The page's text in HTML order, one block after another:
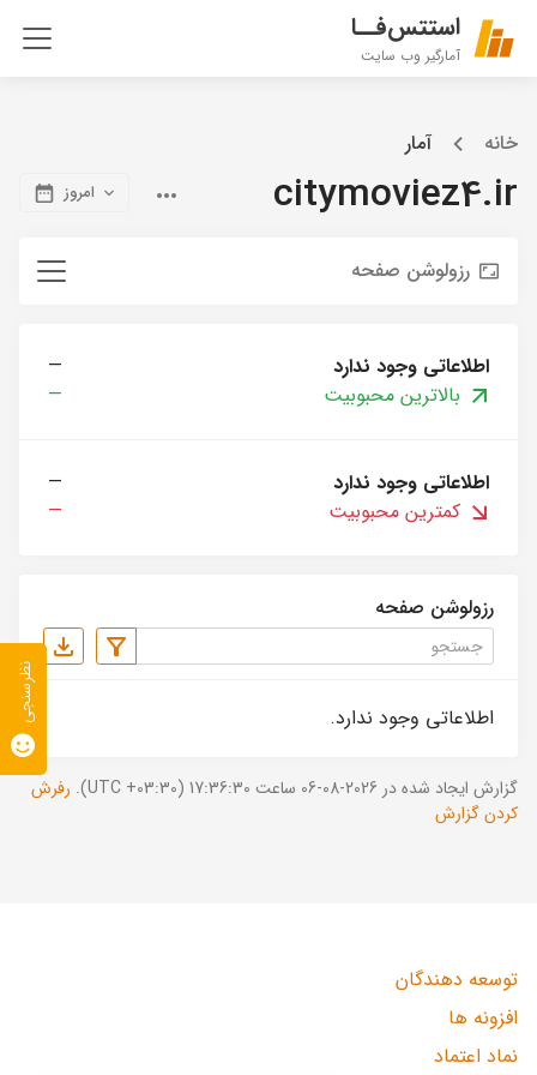
استتس‌فــا
آمارگیر وب سایت
خانه آمار
citymoviez4.ir امروز
رزولوشن صفحه
اطلاعاتی وجود ندارد
—
بالاترین محبوبیت
—
اطلاعاتی وجود ندارد
—
کمترین محبوبیت
—
رزولوشن صفحه
اطلاعاتی وجود ندارد.
گزارش ایجاد شده در 2026-08-06 ساعت 17:36:30 (UTC +03:30).
رفرش
کردن گزارش
توسعه دهندگان
افزونه ها
نماد اعتماد
نظرسنجی